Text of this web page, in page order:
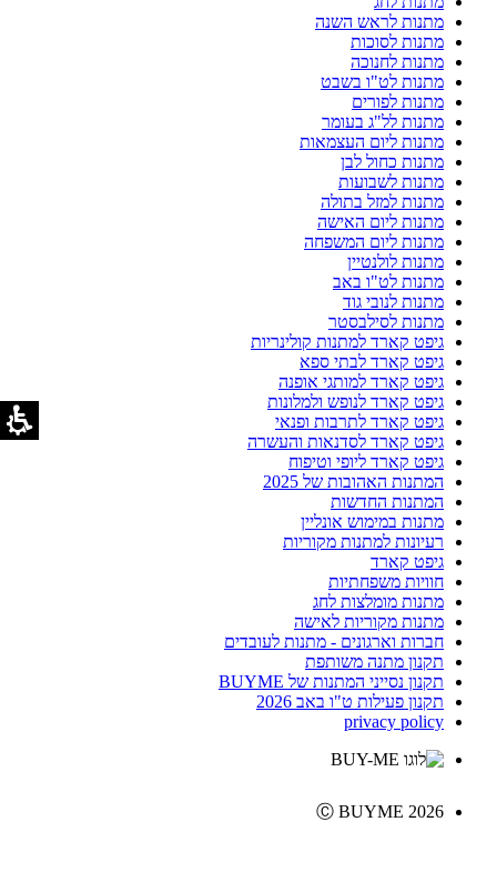
מתנות לראש השנה
מתנות לסוכות
מתנות לחנוכה
מתנות לט"ו בשבט
מתנות לפורים
מתנות לל"ג בעומר
מתנות ליום העצמאות
מתנות כחול לבן
מתנות לשבועות
מתנות למזל בתולה
מתנות ליום האישה
מתנות ליום המשפחה
מתנות לולנטיין
מתנות לט"ו באב
מתנות לנובי גוד
מתנות לסילבסטר
גיפט קארד למתנות קולינריות
גיפט קארד לבתי ספא
גיפט קארד למותגי אופנה
גיפט קארד לנופש ולמלונות
גיפט קארד לתרבות ופנאי
גיפט קארד לסדנאות והעשרה
גיפט קארד ליופי וטיפוח
המתנות האהובות של 2025
המתנות החדשות
מתנות במימוש אונליין
רעיונות למתנות מקוריות
גיפט קארד
חוויות משפחתיות
מתנות מומלצות לחג
מתנות מקוריות לאישה
חברות וארגונים - מתנות לעובדים
תקנון מתנה משותפת
תקנון נסייני המתנות של BUYME
תקנון פעילות ט"ו באב 2026
privacy policy
Ⓒ BUYME 2026